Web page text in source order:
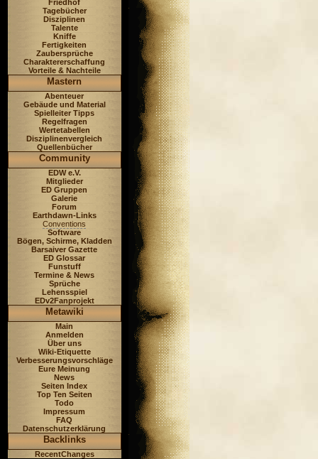
Friedhof
Tagebücher
Disziplinen
Talente
Kniffe
Fertigkeiten
Zaubersprüche
Charaktererschaffung
Vorteile & Nachteile
Mastern
Abenteuer
Gebäude und Material
Spielleiter Tipps
Regelfragen
Wertetabellen
Disziplinenvergleich
Quellenbücher
Community
EDW e.V.
Mitglieder
ED Gruppen
Galerie
Forum
Earthdawn-Links
Conventions
Software
Bögen, Schirme, Kladden
Barsaiver Gazette
ED Glossar
Funstuff
Termine & News
Sprüche
Lehensspiel
EDv2Fanprojekt
Metawiki
Main
Anmelden
Über uns
Wiki-Etiquette
Verbesserungsvorschläge
Eure Meinung
News
Seiten Index
Top Ten Seiten
Todo
Impressum
FAQ
Datenschutzerklärung
Backlinks
RecentChanges